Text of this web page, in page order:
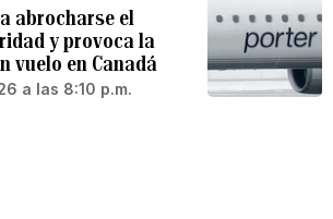
abrocharse el
y provoca la
vuelo en Canadá
a las 8:10 p.m.